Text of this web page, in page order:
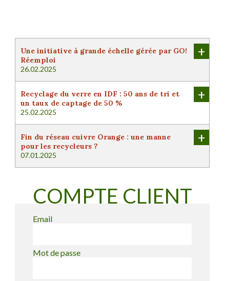
Une initiative à grande échelle gérée par GO!
Réemploi
26.02.2025
+
Recyclage du verre en IDF : 50 ans de tri et
un taux de captage de 50 %
25.02.2025
+
Fin du réseau cuivre Orange : une manne
pour les recycleurs ?
07.01.2025
+
COMPTE CLIENT
Email
Mot de passe